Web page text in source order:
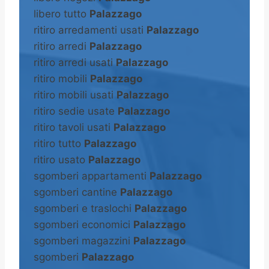
libero tutto Palazzago
ritiro arredamenti usati Palazzago
ritiro arredi Palazzago
ritiro arredi usati Palazzago
ritiro mobili Palazzago
ritiro mobili usati Palazzago
ritiro sedie usate Palazzago
ritiro tavoli usati Palazzago
ritiro tutto Palazzago
ritiro usato Palazzago
sgomberi appartamenti Palazzago
sgomberi cantine Palazzago
sgomberi e traslochi Palazzago
sgomberi economici Palazzago
sgomberi magazzini Palazzago
sgomberi Palazzago